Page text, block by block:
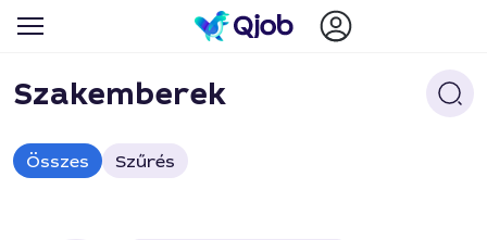
Szakemberek
Összes Szűrés